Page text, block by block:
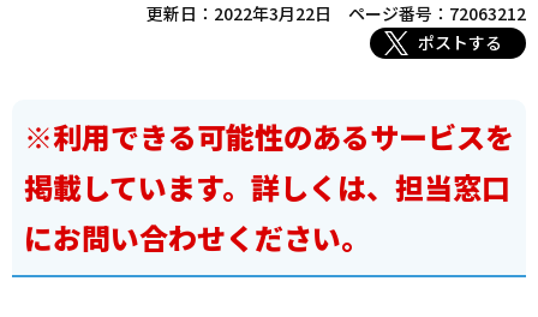
更新日：2022年3月22日
ページ番号：72063212
ポストする
※利用できる可能性のあるサービスを
掲載しています。詳しくは、担当窓口
にお問い合わせください。